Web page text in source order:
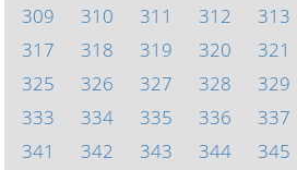
309
310 311 312 313
317
318 319 320 321
325
326 327 328 329
333
334 335 336 337
341
342 343 344 345